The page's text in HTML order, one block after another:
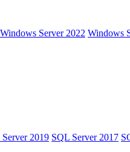
Windows Server 2022 Windows
Server 2019 SQL Server 2017